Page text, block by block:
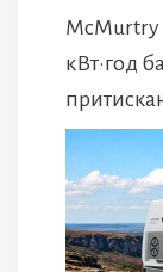
McMurtry
кВт·год